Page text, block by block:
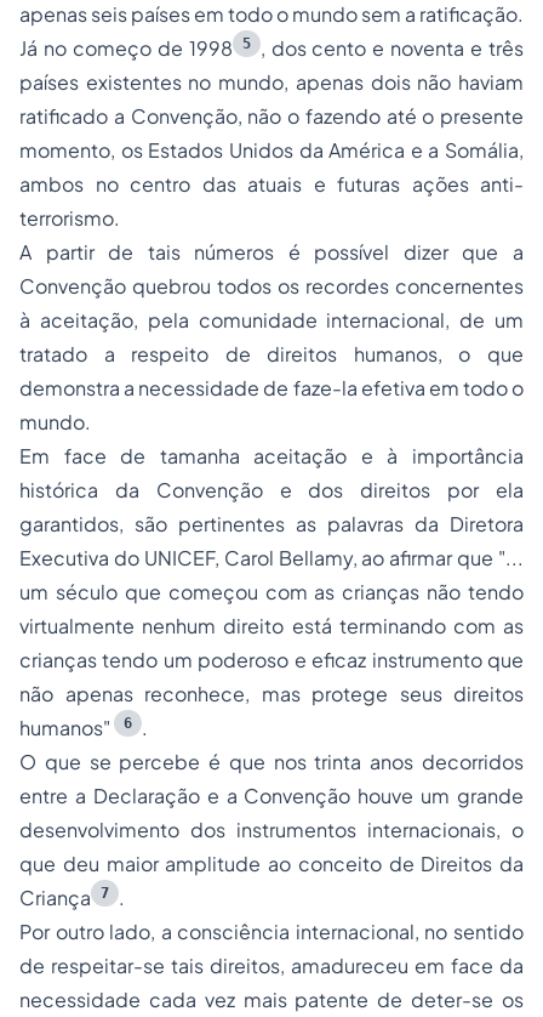
apenas seis países em todo o mundo sem a ratificação.
Já no começo de 1998
5 , dos cento e noventa e três
países existentes no mundo, apenas dois não haviam
ratificado a Convenção, não o fazendo até o presente
momento, os Estados Unidos da América e a Somália,
ambos no centro das atuais e futuras ações anti-
terrorismo.
A partir de tais números é possível dizer que a
Convenção quebrou todos os recordes concernentes
à aceitação, pela comunidade internacional, de um
tratado a respeito de direitos humanos, o que
demonstra a necessidade de faze-la efetiva em todo o
mundo.
Em face de tamanha aceitação e à importância
histórica da Convenção e dos direitos por ela
garantidos, são pertinentes as palavras da Diretora
Executiva do UNICEF, Carol Bellamy, ao afirmar que "...
um século que começou com as crianças não tendo
virtualmente nenhum direito está terminando com as
crianças tendo um poderoso e eficaz instrumento que
não apenas reconhece, mas protege seus direitos
humanos"
6
.
O que se percebe é que nos trinta anos decorridos
entre a Declaração e a Convenção houve um grande
desenvolvimento dos instrumentos internacionais, o
que deu maior amplitude ao conceito de Direitos da
Criança
7
.
Por outro lado, a consciência internacional, no sentido
de respeitar-se tais direitos, amadureceu em face da
necessidade cada vez mais patente de deter-se os